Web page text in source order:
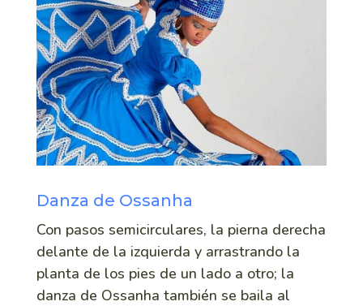
Danza de Ossanha
Con pasos semicirculares, la pierna derecha
delante de la izquierda y arrastrando la
planta de los pies de un lado a otro; la
danza de Ossanha también se baila al